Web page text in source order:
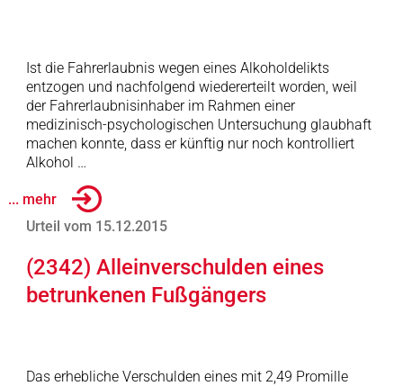
Ist die Fahrerlaubnis wegen eines Alkoholdelikts
entzogen und nachfolgend wiedererteilt worden, weil
der Fahrerlaubnisinhaber im Rahmen einer
medizinisch-psychologischen Untersuchung glaubhaft
machen konnte, dass er künftig nur noch kontrolliert
Alkohol …
... mehr
Urteil vom 15.12.2015
(2342) Alleinverschulden eines
betrunkenen Fußgängers
Das erhebliche Verschulden eines mit 2,49 Promille